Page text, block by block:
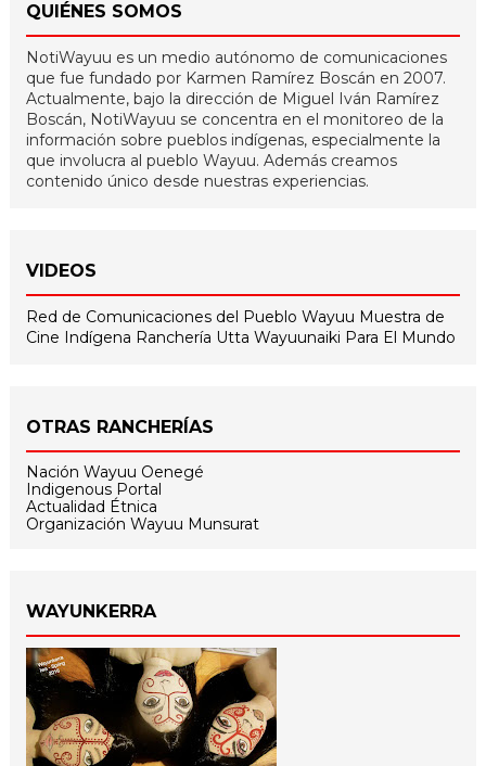
QUIÉNES SOMOS
NotiWayuu es un medio autónomo de comunicaciones
que fue fundado por Karmen Ramírez Boscán en 2007.
Actualmente, bajo la dirección de Miguel Iván Ramírez
Boscán, NotiWayuu se concentra en el monitoreo de la
información sobre pueblos indígenas, especialmente la
que involucra al pueblo Wayuu. Además creamos
contenido único desde nuestras experiencias.
VIDEOS
Red de Comunicaciones del Pueblo Wayuu Muestra de
Cine Indígena Ranchería Utta Wayuunaiki Para El Mundo
OTRAS RANCHERÍAS
Nación Wayuu Oenegé
Indigenous Portal
Actualidad Étnica
Organización Wayuu Munsurat
WAYUNKERRA